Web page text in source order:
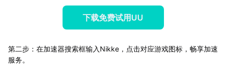
下载免费试用UU
第二步：在加速器搜索框输入Nikke，点击对应游戏图标，畅享加速
服务。